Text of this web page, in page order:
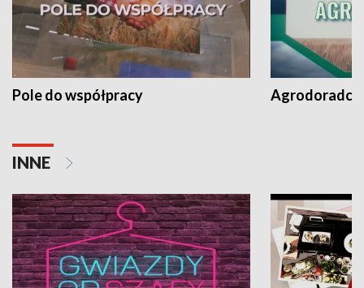
Pole do współpracy Agrodoradcy
INNE